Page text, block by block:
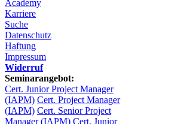
Academy
Karriere
Suche
Datenschutz
Haftung
Impressum
Widerruf
Seminarangebot:
Cert. Junior Project Manager
(IAPM) Cert. Project Manager
(IAPM) Cert. Senior Project
Manager (IAPM) Cert. Junior